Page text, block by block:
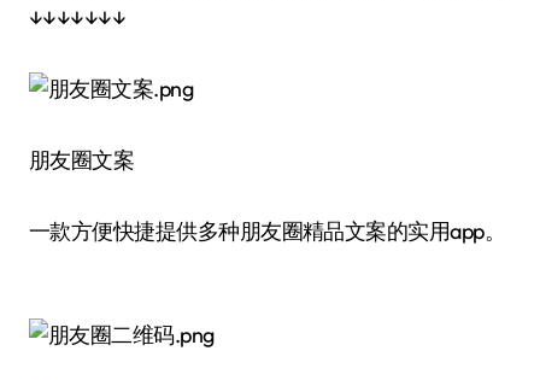
↓↓↓↓↓↓↓
朋友圈文案
一款方便快捷提供多种朋友圈精品文案的实用app。